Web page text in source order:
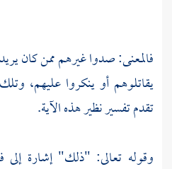
فالمعنى: صدوا غيرهم ممن كان يريد
يقاتلوهم أو ينكروا عليهم،
تقدم تفسير نظير هذه الآية.
وقوله تعالى: "ذلك" إشارة إلى